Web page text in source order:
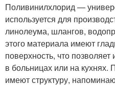
Поливинилхлорид —
используется для
линолеума, шлангов,
этого материала имеют
поверхность, что
в больницах или на кухнях.
имеют структуру,